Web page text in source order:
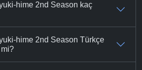
hime 2nd Season kaç
hime 2nd Season Türkçe
mi?